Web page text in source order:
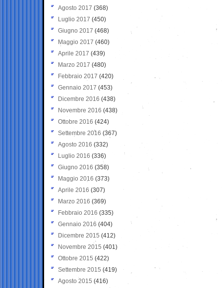
Agosto 2017 (368)
Luglio 2017 (450)
Giugno 2017 (468)
Maggio 2017 (460)
Aprile 2017 (439)
Marzo 2017 (480)
Febbraio 2017 (420)
Gennaio 2017 (453)
Dicembre 2016 (438)
Novembre 2016 (438)
Ottobre 2016 (424)
Settembre 2016 (367)
Agosto 2016 (332)
Luglio 2016 (336)
Giugno 2016 (358)
Maggio 2016 (373)
Aprile 2016 (307)
Marzo 2016 (369)
Febbraio 2016 (335)
Gennaio 2016 (404)
Dicembre 2015 (412)
Novembre 2015 (401)
Ottobre 2015 (422)
Settembre 2015 (419)
Agosto 2015 (416)